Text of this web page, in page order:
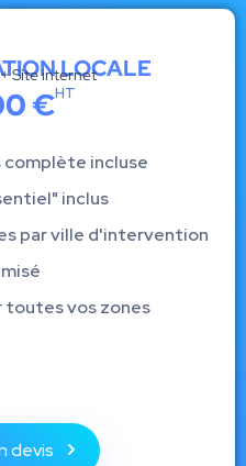
LOCALE
Site internet
€HT
complète incluse
inclus
par ville d'intervention
toutes vos zones
devis